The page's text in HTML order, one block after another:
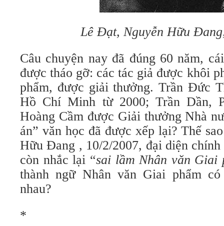
Lê Đạt, Nguyễn Hữu
Câu chuyện nay đã đúng 60 năm,
được tháo gỡ: các tác giả được khôi
phẩm, được giải thưởng. Trần Đức
Hồ Chí Minh từ 2000; Trần Dần,
Hoàng Cầm được Giải thưởng Nhà
án” văn học đã được xếp lại? Thế
Hữu Đang , 10/2/2007, đại diện
còn nhắc lại “sai lầm Nhân văn Giai
thành ngữ Nhân văn Giai phẩm
nhau?
*